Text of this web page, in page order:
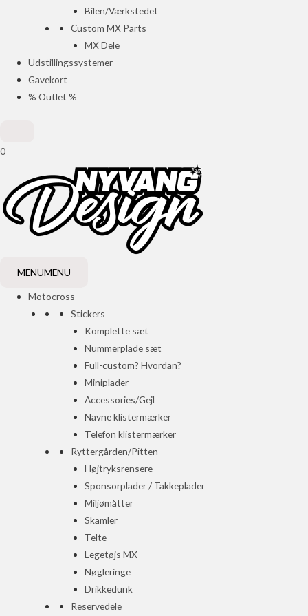
Bilen/Værkstedet
Custom MX Parts
MX Dele
Udstillingssystemer
Gavekort
% Outlet %
0
MENUMENU
Motocross
Stickers
Komplette sæt
Nummerplade sæt
Full-custom? Hvordan?
Miniplader
Accessories/Gejl
Navne klistermærker
Telefon klistermærker
Ryttergården/Pitten
Højtryksrensere
Sponsorplader / Takkeplader
Miljømåtter
Skamler
Telte
Legetøjs MX
Nøgleringe
Drikkedunk
Reservedele